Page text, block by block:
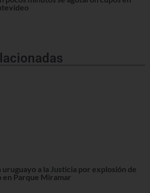
a la Justicia por explosión de
en Parque Miramar